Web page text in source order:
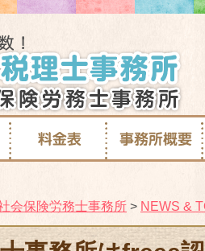
会保険労務士事務所 > NEWS &